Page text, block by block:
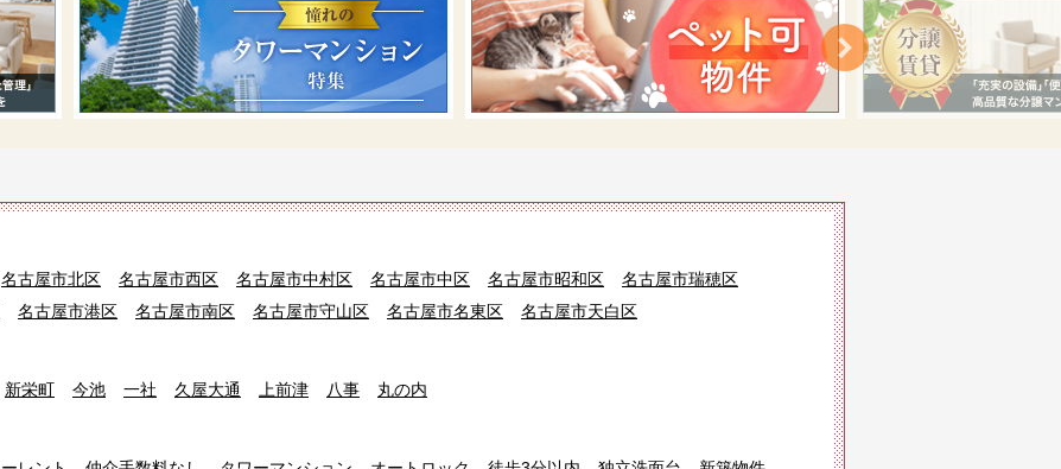
名古屋市北区 名古屋市西区 名古屋市中村区 名古屋市中区 名古屋市昭和区
名古屋市瑞穂区
名古屋市港区 名古屋市南区 名古屋市守山区 名古屋市名東区 名古屋市天白区
新栄町 今池 一社 久屋大通 上前津 八事 丸の内